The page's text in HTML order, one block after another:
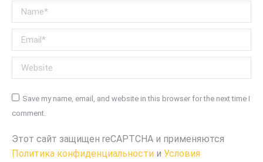
Name *
Email *
Website
Save my name, email, and website in this browser for the next time I
comment.
Этот сайт защищен reCAPTCHA и применяются
Политика конфиденциальности и Условия